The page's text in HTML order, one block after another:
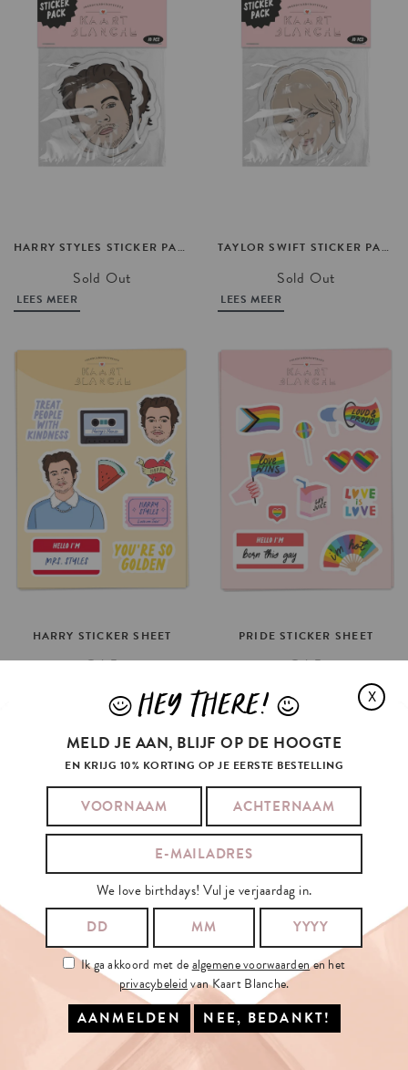
HARRY STYLES STICKER PACK
Sold Out
LEES MEER
TAYLOR SWIFT STICKER PACK
Sold Out
LEES MEER
HARRY STICKER SHEET
€4.5
PRIDE STICKER SHEET
€4.5
IN WINKELMAND
STICKER SHEET
€4.5
STICKER SHEET
X
JHEY THERE! L
MELD JE AAN, BLIJF OP DE HOOGTE
EN KRIJG 10% KORTING OP JE EERSTE BESTELLING
We love birthdays! Vul je verjaardag in.
Ik ga akkoord met dealgemene voorwaardenen het
privacybeleidvan Kaart Blanche.